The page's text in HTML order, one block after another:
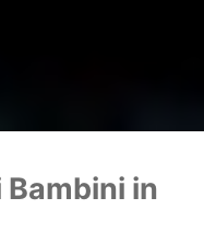
Bambini in